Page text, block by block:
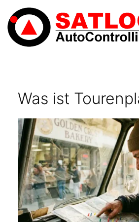
Inhalt
springen
Was ist